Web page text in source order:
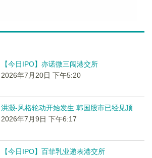
【今日IPO】亦诺微三闯港交所
2026年7月20日 下午5:20
洪灏-风格轮动开始发生 韩国股市已经见顶
2026年7月9日 下午6:17
【今日IPO】百菲乳业递表港交所